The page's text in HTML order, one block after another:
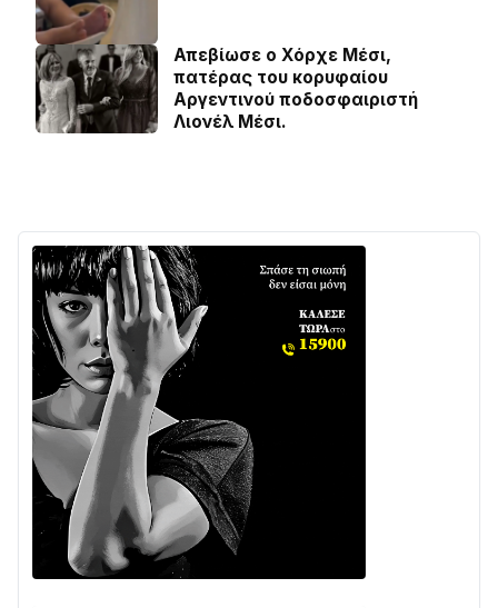
Απεβίωσε ο Χόρχε Μέσι,
πατέρας του κορυφαίου
Αργεντινού ποδοσφαιριστή
Λιονέλ Μέσι.